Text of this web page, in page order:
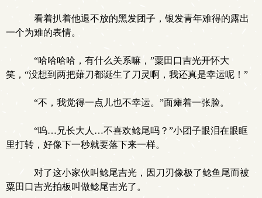
看着扒着他退不放的黑发团子，银发青年难得的露出
一个为难的表情。
“哈哈哈哈，有什么关系嘛，”粟田口吉光开怀大
笑，“没想到两把薙刀都诞生了刀灵啊，我还真是幸运呢！”
“不，我觉得一点儿也不幸运。”面瘫着一张脸。
“呜…兄长大人…不喜欢鲶尾吗？”小团子眼泪在眼眶
里打转，好像下一秒就要落下来一样。
对了这小家伙叫鲶尾吉光，因刀刃像极了鲶鱼尾而被
粟田口吉光拍板叫做鲶尾吉光了。